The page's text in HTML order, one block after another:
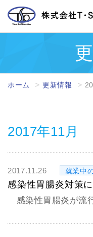
ホーム 更新情報
2017年11月
2017.11.26 就業中
感染性胃腸炎対策
感染性胃腸炎が流